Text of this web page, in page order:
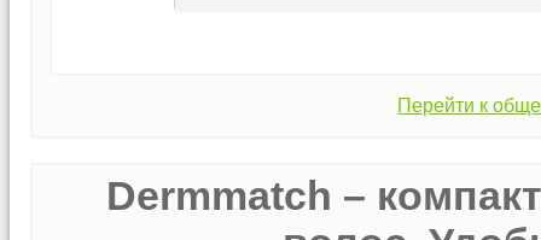
Перейти к
Dermmatch –